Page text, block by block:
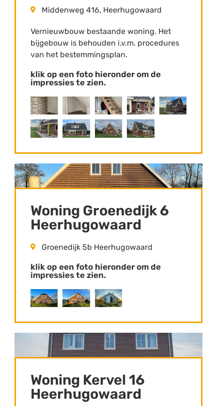
Middenweg 416, Heerhugowaard
Vernieuwbouw bestaande woning. Het
bijgebouw is behouden i.v.m. procedures
van het bestemmingsplan.
klik op een foto hieronder om de
impressies te zien.
Woning Groenedijk 6
Heerhugowaard
Groenedijk 5b Heerhugowaard
klik op een foto hieronder om de
impressies te zien.
Woning Kervel 16
Heerhugowaard